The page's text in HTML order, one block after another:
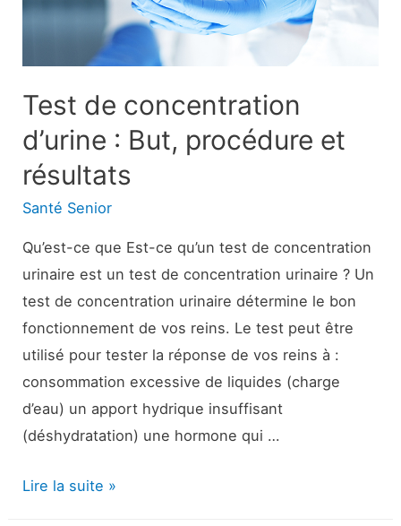
Test de concentration
d’urine : But, procédure et
résultats
Santé Senior
Qu’est-ce que Est-ce qu’un test de concentration
urinaire est un test de concentration urinaire ? Un
test de concentration urinaire détermine le bon
fonctionnement de vos reins. Le test peut être
utilisé pour tester la réponse de vos reins à :
consommation excessive de liquides (charge
d’eau) un apport hydrique insuffisant
(déshydratation) une hormone qui …
Test
Lire la suite »